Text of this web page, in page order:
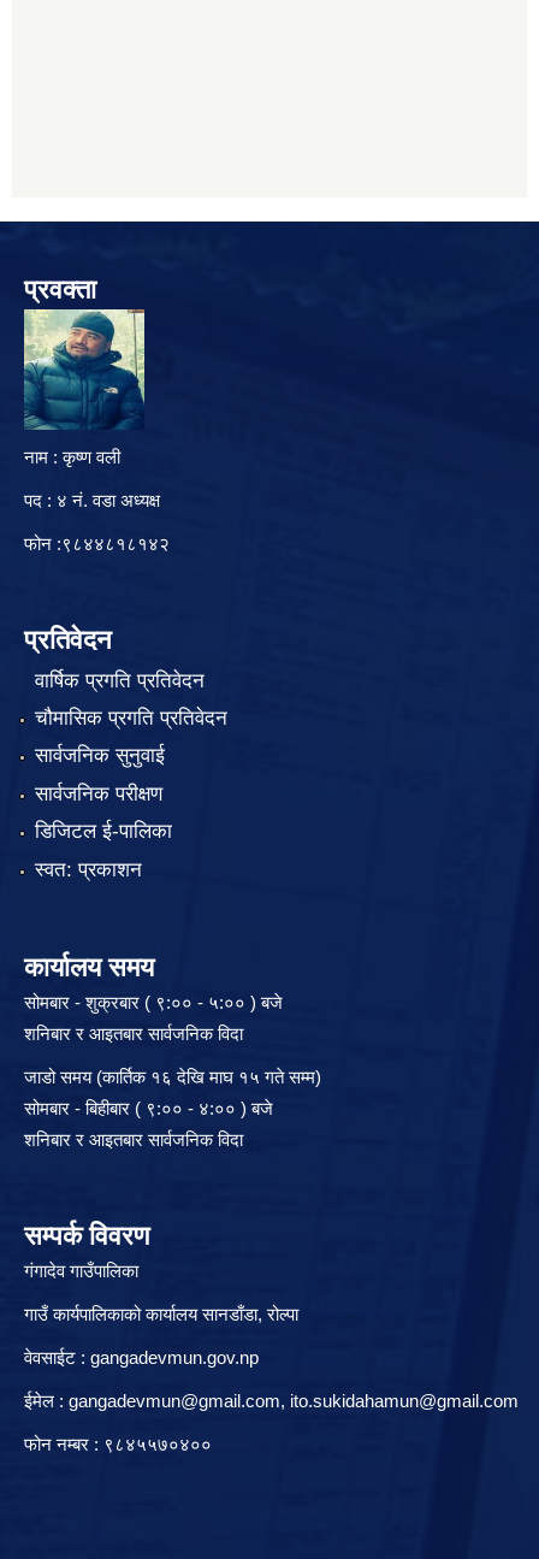
प्रवक्ता
नाम : कृष्ण वली
पद : ४ नं. वडा अध्यक्ष
फोन :९८४४८१८१४२
प्रतिवेदन
वार्षिक प्रगति प्रतिवेदन
चौमासिक प्रगति प्रतिवेदन
सार्वजनिक सुनुवाई
सार्वजनिक परीक्षण
डिजिटल ई-पालिका
स्वत: प्रकाशन
कार्यालय समय
सोमबार - शुक्रबार ( ९:०० - ५:०० ) बजे
शनिबार र आइतबार सार्वजनिक विदा
जाडो समय (कार्तिक १६ देखि माघ १५ गते सम्म)
सोमबार - बिहीबार ( ९:०० - ४:०० ) बजे
शनिबार र आइतबार सार्वजनिक विदा
सम्पर्क विवरण
गंगादेव गाउँपालिका
गाउँ कार्यपालिकाको कार्यालय सानडाँडा, रो‍‍ल्पा
वेवसाईट : gangadevmun.gov.np
ईमेल : gangadevmun@gmail.com, ito.sukidahamun@gmail.com
फोन नम्बर : ९८४५५७०४००